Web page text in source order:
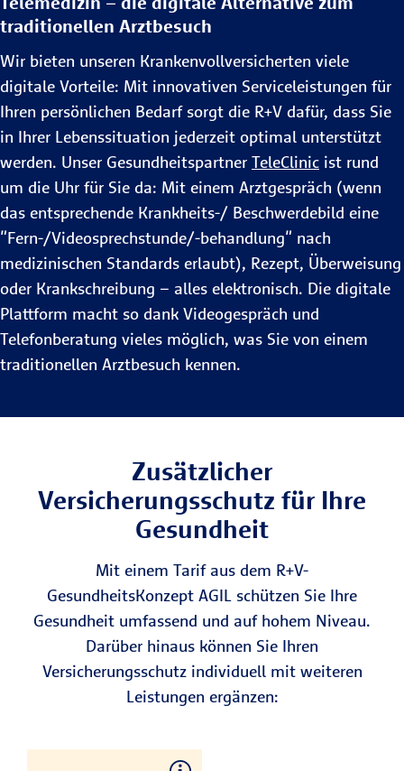
traditionellen Arztbesuch
Wir bieten unseren Krankenvollversicherten viele
digitale Vorteile: Mit innovativen Serviceleistungen für
Ihren persönlichen Bedarf sorgt die R+V dafür, dass Sie
in Ihrer Lebenssituation jederzeit optimal unterstützt
werden. Unser Gesundheitspartner TeleClinic ist rund
um die Uhr für Sie da: Mit einem Arztgespräch (wenn
das entsprechende Krankheits-/ Beschwerdebild eine
"Fern-/Videosprechstunde/-behandlung" nach
medizinischen Standards erlaubt), Rezept, Überweisung
oder Krankschreibung – alles elektronisch. Die digitale
Plattform macht so dank Videogespräch und
Telefonberatung vieles möglich, was Sie von einem
traditionellen Arztbesuch kennen.
Zusätzlicher
Versicherungsschutz für Ihre
Gesundheit
Mit einem Tarif aus dem R+V-
GesundheitsKonzept AGIL schützen Sie Ihre
Gesundheit umfassend und auf hohem Niveau.
Darüber hinaus können Sie Ihren
Versicherungsschutz individuell mit weiteren
Leistungen ergänzen: